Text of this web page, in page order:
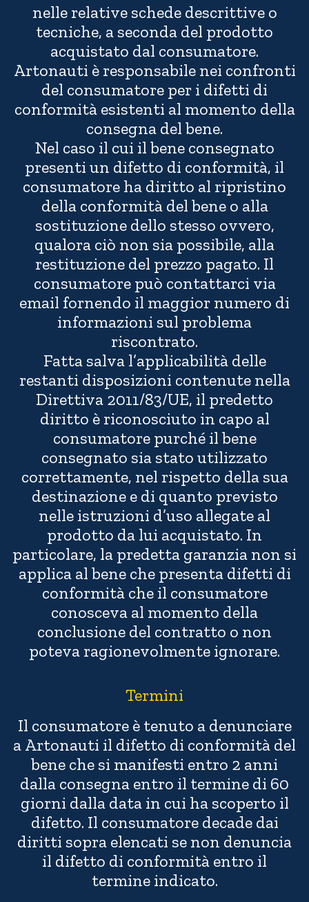
nelle relative schede descrittive o
tecniche, a seconda del prodotto
acquistato dal consumatore.
Artonauti è responsabile nei confronti
del consumatore per i difetti di
conformità esistenti al momento della
consegna del bene.
Nel caso il cui il bene consegnato
presenti un difetto di conformità, il
consumatore ha diritto al ripristino
della conformità del bene o alla
sostituzione dello stesso ovvero,
qualora ciò non sia possibile, alla
restituzione del prezzo pagato. Il
consumatore può contattarci via
email fornendo il maggior numero di
informazioni sul problema
riscontrato.
Fatta salva l’applicabilità delle
restanti disposizioni contenute nella
Direttiva 2011/83/UE, il predetto
diritto è riconosciuto in capo al
consumatore purché il bene
consegnato sia stato utilizzato
correttamente, nel rispetto della sua
destinazione e di quanto previsto
nelle istruzioni d’uso allegate al
prodotto da lui acquistato. In
particolare, la predetta garanzia non si
applica al bene che presenta difetti di
conformità che il consumatore
conosceva al momento della
conclusione del contratto o non
poteva ragionevolmente ignorare.
Termini
Il consumatore è tenuto a denunciare
a Artonauti il difetto di conformità del
bene che si manifesti entro 2 anni
dalla consegna entro il termine di 60
giorni dalla data in cui ha scoperto il
difetto. Il consumatore decade dai
diritti sopra elencati se non denuncia
il difetto di conformità entro il
termine indicato.